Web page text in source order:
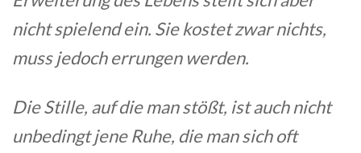
nicht spielend ein. Sie kostet zwar nichts,
muss jedoch errungen werden.
Die Stille, auf die man stößt, ist auch nicht
unbedingt jene Ruhe, die man sich oft